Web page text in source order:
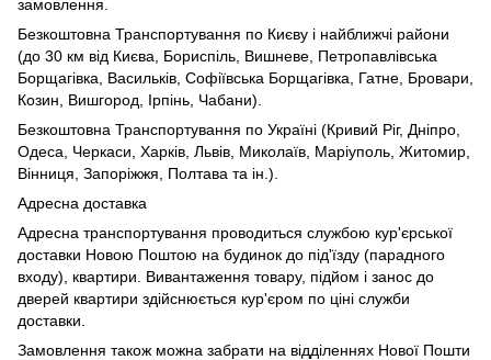
замовлення.
Безкоштовна Транспортування по Києву і найближчі райони
(до 30 км від Києва, Бориспіль, Вишневе, Петропавлівська
Борщагівка, Васильків, Софіївська Борщагівка, Гатне, Бровари,
Козин, Вишгород, Ірпінь, Чабани).
Безкоштовна Транспортування по Україні (Кривий Ріг, Дніпро,
Одеса, Черкаси, Харків, Львів, Миколаїв, Маріуполь, Житомир,
Вінниця, Запоріжжя, Полтава та ін.).
Адресна доставка
Адресна транспортування проводиться службою кур'єрської
доставки Новою Поштою на будинок до під'їзду (парадного
входу), квартири. Вивантаження товару, підйом і занос до
дверей квартири здійснюється кур'єром по ціні служби
доставки.
Замовлення також можна забрати на відділеннях Нової Пошти